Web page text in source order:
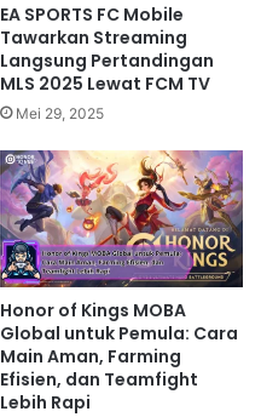
EA SPORTS FC Mobile
Tawarkan Streaming
Langsung Pertandingan
MLS 2025 Lewat FCM TV
Mei 29, 2025
Honor of Kings MOBA
Global untuk Pemula: Cara
Main Aman, Farming
Efisien, dan Teamfight
Lebih Rapi